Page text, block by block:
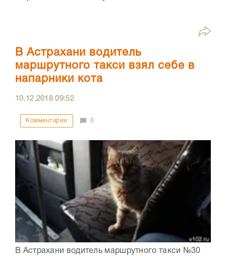
В Астрахани водитель
маршрутного такси взял себе в
напарники кота
10.12.201809:52
Комментарии 0
В Астрахани водитель маршрутного такси №30